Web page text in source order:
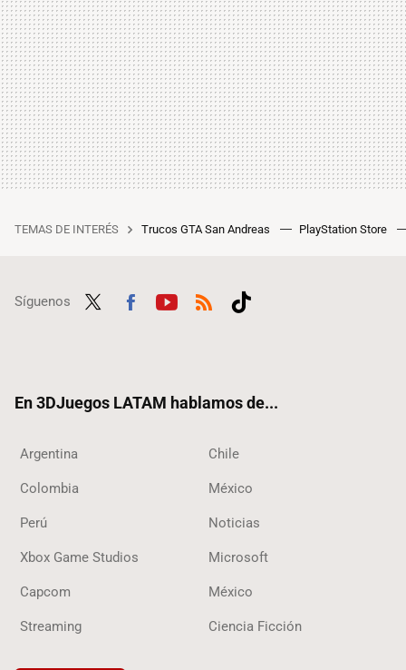
TEMAS DE INTERÉS Trucos GTA San Andreas PlayStation Store
Síguenos
En 3DJuegos LATAM hablamos de...
Argentina Chile
Colombia México
Perú Noticias
Xbox Game Studios Microsoft
Capcom México
Streaming Ciencia Ficción